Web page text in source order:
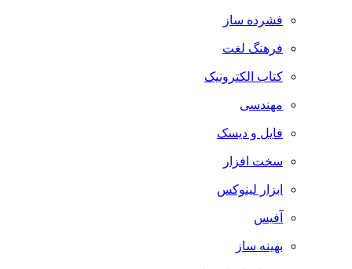
فشرده ساز
فرهنگ لغت
کتاب الکترونیک
مهندسی
فایل و دیسک
سخت افزار
ابزار لینوکس
آفیس
بهینه ساز